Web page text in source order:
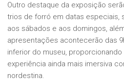
Outro destaque da exposição
trios de forró em datas especiais,
aos sábados e aos domingos,
apresentações acontecerão das
inferior do museu,
experiência ainda mais imersiva
nordestina.